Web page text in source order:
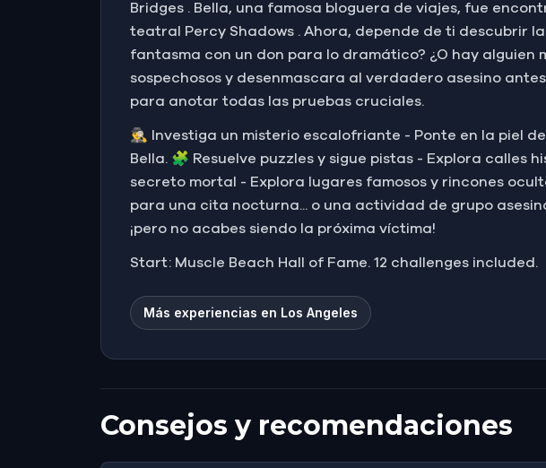
Bridges . Bella, una famosa bloguera de viajes, fue
teatral Percy Shadows . Ahora, depende de ti descubrir
fantasma con un don para lo dramático? ¿O hay alguien
sospechosos y desenmascara al verdadero asesino
para anotar todas las pruebas cruciales.
🕵️‍♂️ Investiga un misterio escalofriante - Ponte en la piel
Bella. 🧩 Resuelve puzzles y sigue pistas - Explora calles
secreto mortal - Explora lugares famosos y rincones
para una cita nocturna... o una actividad de grupo
¡pero no acabes siendo la próxima víctima!
Start: Muscle Beach Hall of Fame. 12 challenges included.
Más experiencias en Los Angeles
Consejos y recomendaciones